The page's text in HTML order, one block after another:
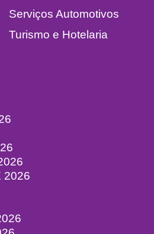
Serviços Automotivos
Turismo e Hotelaria
2026